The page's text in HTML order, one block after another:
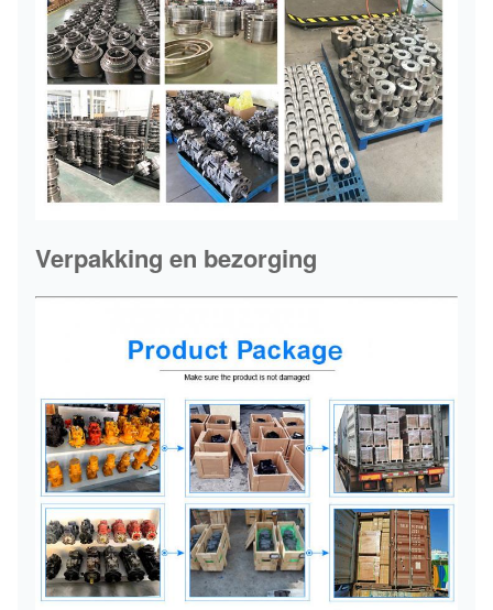
Verpakking en bezorging